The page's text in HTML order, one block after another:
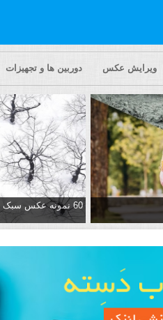
ویرایش عکس دوربین ها و تجهیزات
60 نمونه عکس سبک ماکسیمالیسم